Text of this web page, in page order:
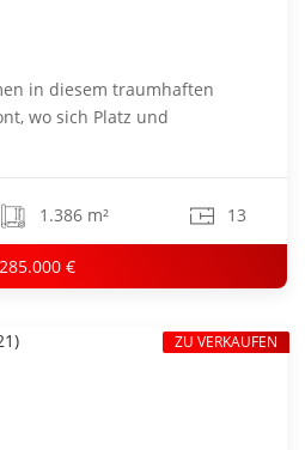
in diesem traumhaften
wo sich Platz und
1.386 m² 13
285.000 €
ZU VERKAUFEN